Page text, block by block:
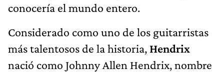
conocería el mundo entero.
Considerado como uno de los guitarristas
más talentosos de la historia, Hendrix
nació como Johnny Allen Hendrix, nombre